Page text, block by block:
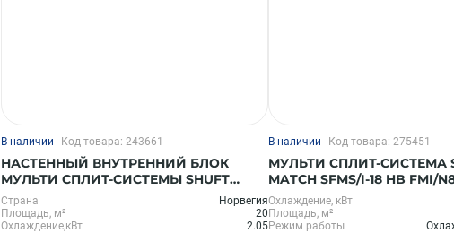
В наличии Код товара: 243661
НАСТЕННЫЙ ВНУТРЕННИЙ БЛОК
МУЛЬТИ СПЛИТ-СИСТЕМЫ SHUFT
SFMS/I-07 HB FMI/N8
Страна
Норвегия
Площадь, м²
20
Охлаждение,кВт
2.05
В наличии Код товара: 275451
МУЛЬТИ СПЛИТ-СИСТЕМА
MATCH SFMS/I-18 HB FMI/
Охлаждение, кВт
Площадь, м²
Режим работы